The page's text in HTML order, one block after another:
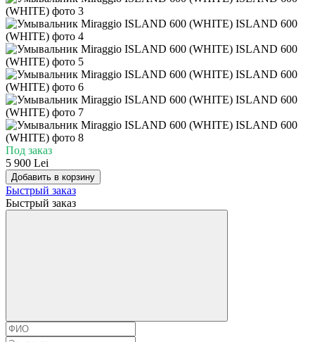
Под заказ
5 900 Lei
Добавить в корзину
Быстрый заказ
Быстрый заказ